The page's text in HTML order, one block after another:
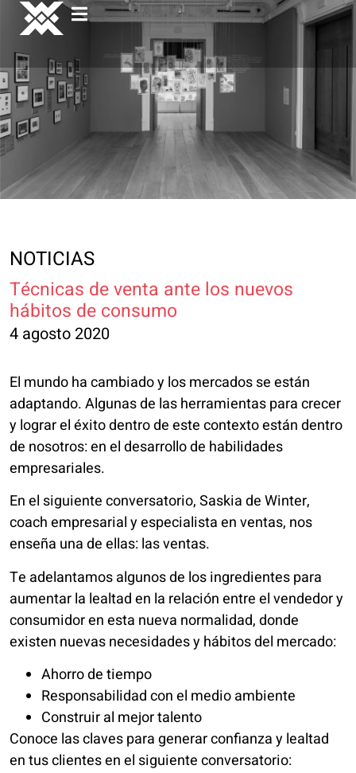
NOTICIAS
Técnicas de venta ante los nuevos
hábitos de consumo
4 agosto 2020
El mundo ha cambiado y los mercados se están
adaptando. Algunas de las herramientas para crecer
y lograr el éxito dentro de este contexto están dentro
de nosotros: en el desarrollo de habilidades
empresariales.
En el siguiente conversatorio, Saskia de Winter,
coach empresarial y especialista en ventas, nos
enseña una de ellas: las ventas.
Te adelantamos algunos de los ingredientes para
aumentar la lealtad en la relación entre el vendedor y
consumidor en esta nueva normalidad, donde
existen nuevas necesidades y hábitos del mercado:
Ahorro de tiempo
Responsabilidad con el medio ambiente
Construir al mejor talento
Conoce las claves para generar confianza y lealtad
en tus clientes en el siguiente conversatorio: